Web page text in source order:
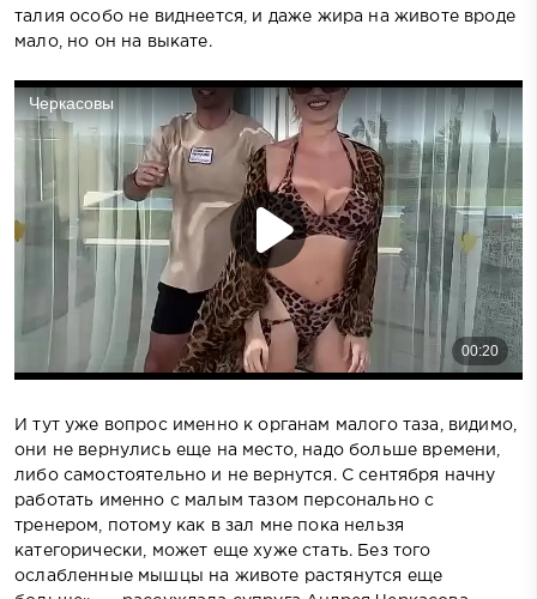
талия особо не виднеется, и даже жира на животе вроде
мало, но он на выкате.
И тут уже вопрос именно к органам малого таза, видимо,
они не вернулись еще на место, надо больше времени,
либо самостоятельно и не вернутся. С сентября начну
работать именно с малым тазом персонально с
тренером, потому как в зал мне пока нельзя
категорически, может еще хуже стать. Без того
ослабленные мышцы на животе растянутся еще